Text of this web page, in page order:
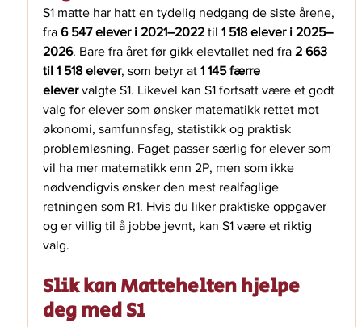
S1 matte har hatt en tydelig nedgang de siste årene,
fra 6 547 elever i 2021–2022 til 1 518 elever i 2025–
2026. Bare fra året før gikk elevtallet ned fra 2 663
til 1 518 elever, som betyr at 1 145 færre
elever valgte S1. Likevel kan S1 fortsatt være et godt
valg for elever som ønsker matematikk rettet mot
økonomi, samfunnsfag, statistikk og praktisk
problemløsning. Faget passer særlig for elever som
vil ha mer matematikk enn 2P, men som ikke
nødvendigvis ønsker den mest realfaglige
retningen som R1. Hvis du liker praktiske oppgaver
og er villig til å jobbe jevnt, kan S1 være et riktig
valg.
Slik kan Mattehelten hjelpe
deg med S1